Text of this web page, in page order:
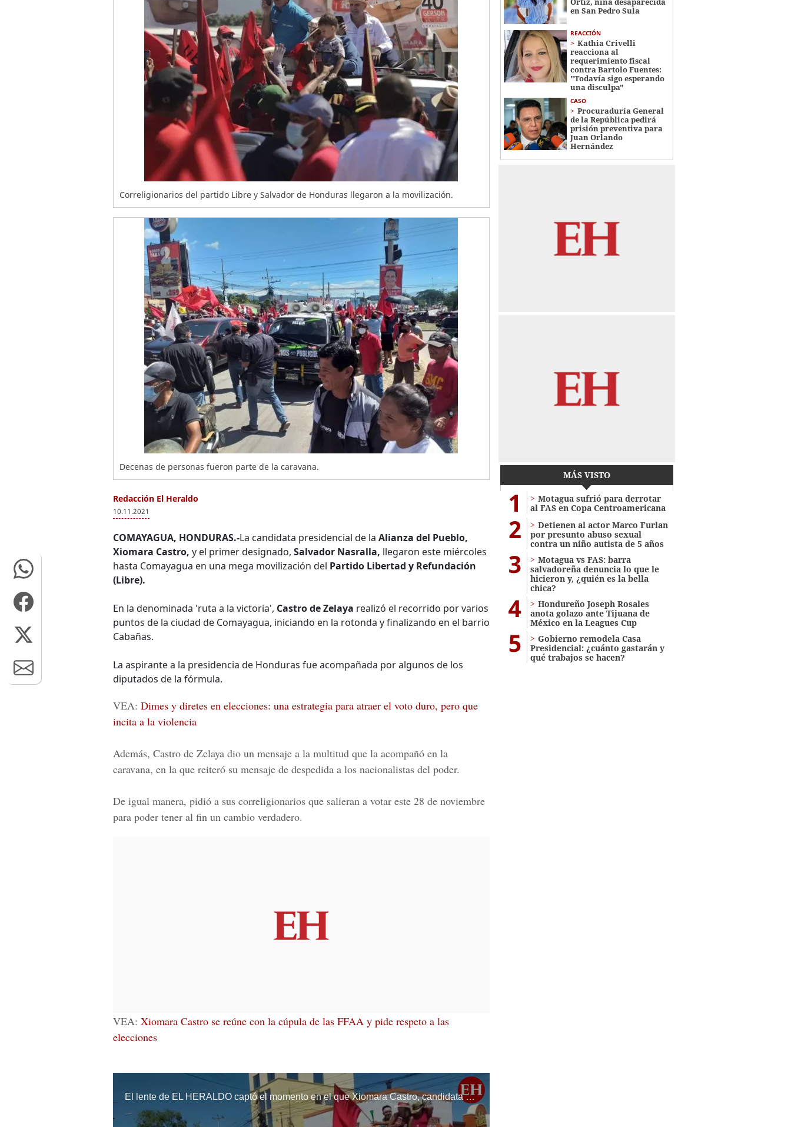
Correligionarios del partido Libre y Salvador de Honduras llegaron a la movilización.
Decenas de personas fueron parte de la caravana.
Redacción El Heraldo
10.11.2021
COMAYAGUA, HONDURAS.-La candidata presidencial de la Alianza del Pueblo,
Xiomara Castro, y el primer designado, Salvador Nasralla, llegaron este miércoles
hasta Comayagua en una mega movilización del Partido Libertad y Refundación
(Libre).
En la denominada 'ruta a la victoria', Castro de Zelaya realizó el recorrido por varios
puntos de la ciudad de Comayagua, iniciando en la rotonda y finalizando en el barrio
Cabañas.
La aspirante a la presidencia de Honduras fue acompañada por algunos de los
diputados de la fórmula.
VEA: Dimes y diretes en elecciones: una estrategia para atraer el voto duro, pero que
incita a la violencia
Además, Castro de Zelaya dio un mensaje a la multitud que la acompañó en la
caravana, en la que reiteró su mensaje de despedida a los nacionalistas del poder.
De igual manera, pidió a sus correligionarios que salieran a votar este 28 de noviembre
para poder tener al fin un cambio verdadero.
VEA: Xiomara Castro se reúne con la cúpula de las FFAA y pide respeto a las
elecciones
en San Pedro Sula
REACCIÓN
Kathia Crivelli
reacciona al
requerimiento fiscal
contra Bartolo Fuentes:
"Todavía sigo esperando
una disculpa"
CASO
Procuraduría General
de la República pedirá
prisión preventiva para
Juan Orlando
Hernández
MÁS VISTO
1
Motagua sufrió para derrotar
al FAS en Copa Centroamericana
2
Detienen al actor Marco Furlan
por presunto abuso sexual
contra un niño autista de 5 años
3
Motagua vs FAS: barra
salvadoreña denuncia lo que le
hicieron y, ¿quién es la bella
chica?
4
Hondureño Joseph Rosales
anota golazo ante Tijuana de
México en la Leagues Cup
5
Gobierno remodela Casa
Presidencial: ¿cuánto gastarán y
qué trabajos se hacen?